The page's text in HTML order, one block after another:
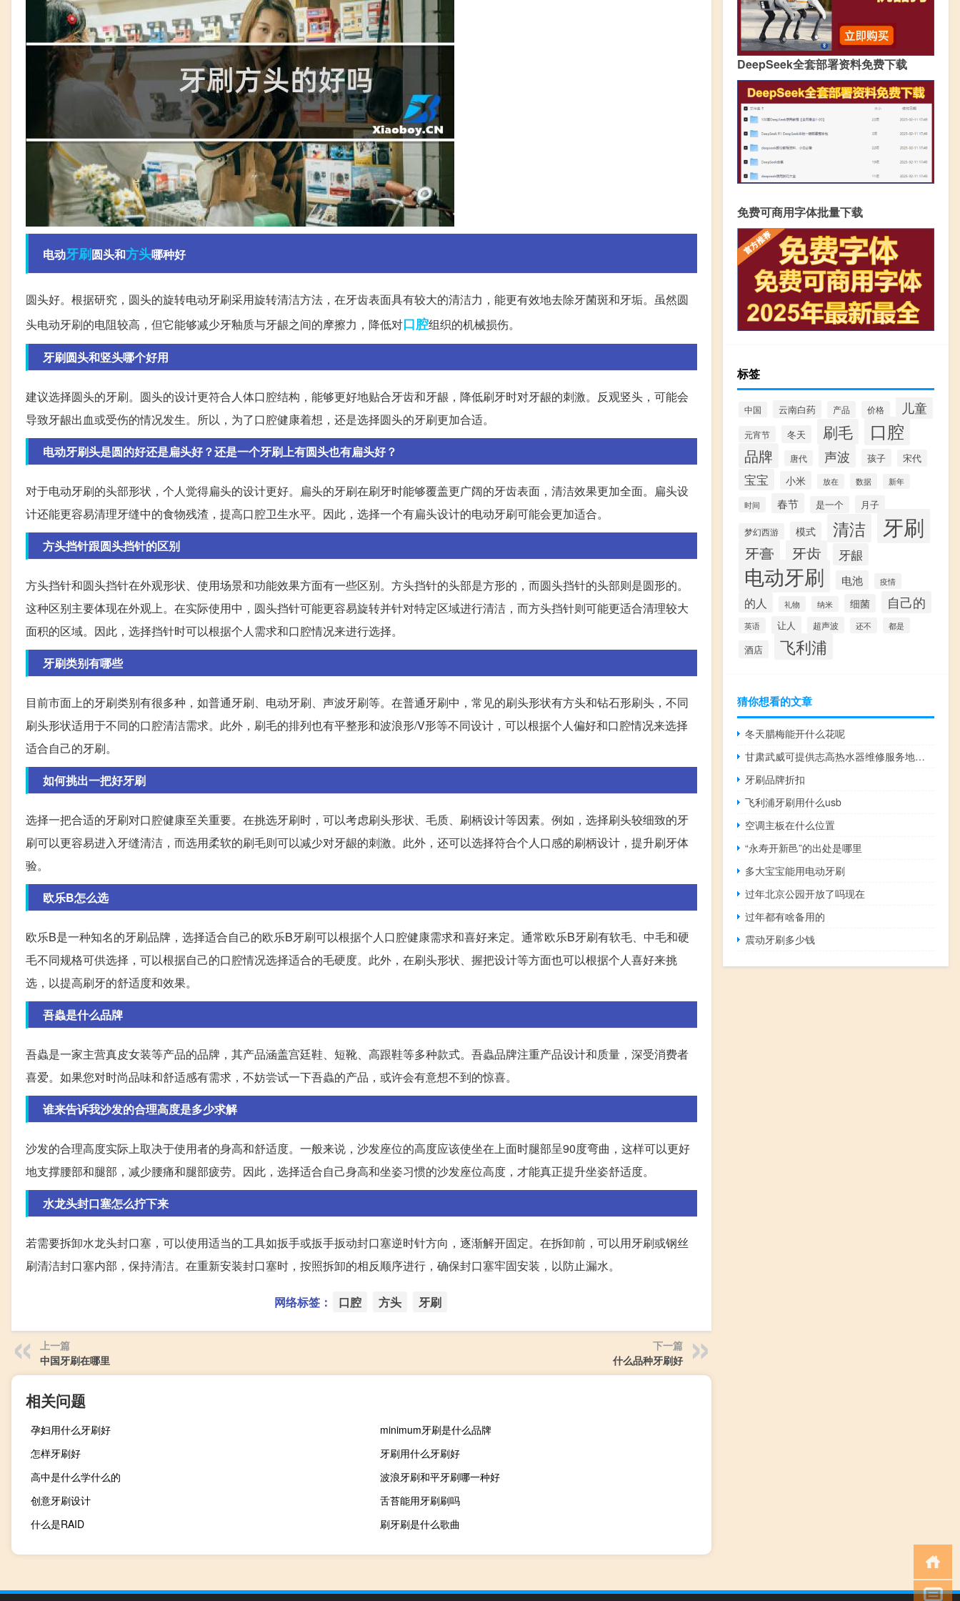
电动牙刷圆头和方头哪种好
圆头好。根据研究，圆头的旋转电动牙刷采用旋转清洁方法，在牙齿表面具有较大的清洁力，能更有效地去除牙菌斑和牙垢。虽然圆
头电动牙刷的电阻较高，但它能够减少牙釉质与牙龈之间的摩擦力，降低对口腔组织的机械损伤。
牙刷圆头和竖头哪个好用
建议选择圆头的牙刷。圆头的设计更符合人体口腔结构，能够更好地贴合牙齿和牙龈，降低刷牙时对牙龈的刺激。反观竖头，可能会
导致牙龈出血或受伤的情况发生。所以，为了口腔健康着想，还是选择圆头的牙刷更加合适。
电动牙刷头是圆的好还是扁头好？还是一个牙刷上有圆头也有扁头好？
对于电动牙刷的头部形状，个人觉得扁头的设计更好。扁头的牙刷在刷牙时能够覆盖更广阔的牙齿表面，清洁效果更加全面。扁头设
计还能更容易清理牙缝中的食物残渣，提高口腔卫生水平。因此，选择一个有扁头设计的电动牙刷可能会更加适合。
方头挡针跟圆头挡针的区别
方头挡针和圆头挡针在外观形状、使用场景和功能效果方面有一些区别。方头挡针的头部是方形的，而圆头挡针的头部则是圆形的。
这种区别主要体现在外观上。在实际使用中，圆头挡针可能更容易旋转并针对特定区域进行清洁，而方头挡针则可能更适合清理较大
面积的区域。因此，选择挡针时可以根据个人需求和口腔情况来进行选择。
牙刷类别有哪些
目前市面上的牙刷类别有很多种，如普通牙刷、电动牙刷、声波牙刷等。在普通牙刷中，常见的刷头形状有方头和钻石形刷头，不同
刷头形状适用于不同的口腔清洁需求。此外，刷毛的排列也有平整形和波浪形/V形等不同设计，可以根据个人偏好和口腔情况来选择
适合自己的牙刷。
如何挑出一把好牙刷
选择一把合适的牙刷对口腔健康至关重要。在挑选牙刷时，可以考虑刷头形状、毛质、刷柄设计等因素。例如，选择刷头较细致的牙
刷可以更容易进入牙缝清洁，而选用柔软的刷毛则可以减少对牙龈的刺激。此外，还可以选择符合个人口感的刷柄设计，提升刷牙体
验。
欧乐B怎么选
欧乐B是一种知名的牙刷品牌，选择适合自己的欧乐B牙刷可以根据个人口腔健康需求和喜好来定。通常欧乐B牙刷有软毛、中毛和硬
毛不同规格可供选择，可以根据自己的口腔情况选择适合的毛硬度。此外，在刷头形状、握把设计等方面也可以根据个人喜好来挑
选，以提高刷牙的舒适度和效果。
吾蟲是什么品牌
吾蟲是一家主营真皮女装等产品的品牌，其产品涵盖宫廷鞋、短靴、高跟鞋等多种款式。吾蟲品牌注重产品设计和质量，深受消费者
喜爱。如果您对时尚品味和舒适感有需求，不妨尝试一下吾蟲的产品，或许会有意想不到的惊喜。
谁来告诉我沙发的合理高度是多少求解
沙发的合理高度实际上取决于使用者的身高和舒适度。一般来说，沙发座位的高度应该使坐在上面时腿部呈90度弯曲，这样可以更好
地支撑腰部和腿部，减少腰痛和腿部疲劳。因此，选择适合自己身高和坐姿习惯的沙发座位高度，才能真正提升坐姿舒适度。
水龙头封口塞怎么拧下来
若需要拆卸水龙头封口塞，可以使用适当的工具如扳手或扳手扳动封口塞逆时针方向，逐渐解开固定。在拆卸前，可以用牙刷或钢丝
刷清洁封口塞内部，保持清洁。在重新安装封口塞时，按照拆卸的相反顺序进行，确保封口塞牢固安装，以防止漏水。
网络标签： 口腔 方头 牙刷
上一篇
中国牙刷在哪里
下一篇
什么品种牙刷好
相关问题
孕妇用什么牙刷好
minimum牙刷是什么品牌
怎样牙刷好
牙刷用什么牙刷好
高中是什么学什么的
波浪牙刷和平牙刷哪一种好
创意牙刷设计
舌苔能用牙刷刷吗
什么是RAID
刷牙刷是什么歌曲
DeepSeek全套部署资料免费下载
免费可商用字体批量下载
标签
中国 云南白药 产品 价格 儿童
元宵节 冬天 刷毛 口腔
品牌 唐代 声波 孩子 宋代
宝宝 小米 放在 数据 新年
时间 春节 是一个 月子
梦幻西游 模式 清洁 牙刷
牙膏 牙齿 牙龈
电动牙刷 电池 疫情
的人 礼物 纳米 细菌 自己的
英语 让人 超声波 还不 都是
酒店 飞利浦
猜你想看的文章
冬天腊梅能开什么花呢
甘肃武威可提供志高热水器维修服务地址在哪
牙刷品牌折扣
飞利浦牙刷用什么usb
空调主板在什么位置
“永寿开新邑”的出处是哪里
多大宝宝能用电动牙刷
过年北京公园开放了吗现在
过年都有啥备用的
震动牙刷多少钱